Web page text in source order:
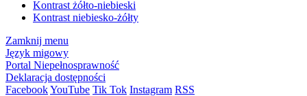
Kontrast żółto-niebieski
Kontrast niebiesko-żółty
Zamknij menu
Język migowy
Portal Niepełnosprawność
Deklaracja dostępności
FacebookYouTube Tik Tok Instagram RSS